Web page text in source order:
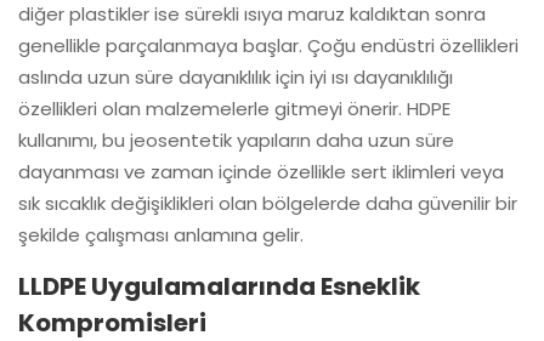
diğer plastikler ise sürekli ısıya maruz kaldıktan sonra
genellikle parçalanmaya başlar. Çoğu endüstri özellikleri
aslında uzun süre dayanıklılık için iyi ısı dayanıklılığı
özellikleri olan malzemelerle gitmeyi önerir. HDPE
kullanımı, bu jeosentetik yapıların daha uzun süre
dayanması ve zaman içinde özellikle sert iklimleri veya
sık sıcaklık değişiklikleri olan bölgelerde daha güvenilir bir
şekilde çalışması anlamına gelir.
LLDPE Uygulamalarında Esneklik
Kompromisleri